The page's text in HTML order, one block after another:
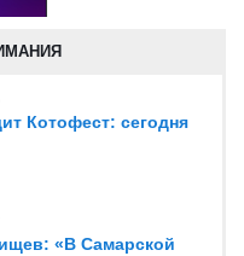
Котофест: сегодня
«В Самарской